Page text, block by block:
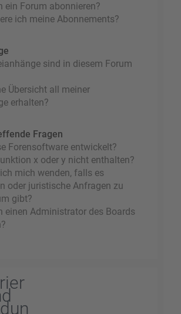
ein Forum abonnieren?
ich meine Abonnements?
sind in diesem Forum
Übersicht all meiner
erhalten?
Fragen
Forensoftware entwickelt?
x oder y nicht enthalten?
mich wenden, falls es
oder juristische Anfragen zu
gibt?
einen Administrator des Boards